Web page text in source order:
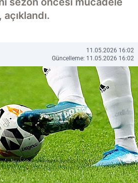
11.05.2026 16:02
Güncelleme: 11.05.2026 16:02